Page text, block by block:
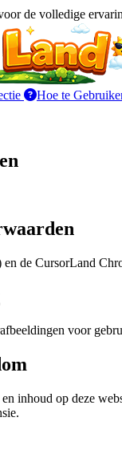
de volledige
Hoe te
de CursorLand
voor
inhoud op deze